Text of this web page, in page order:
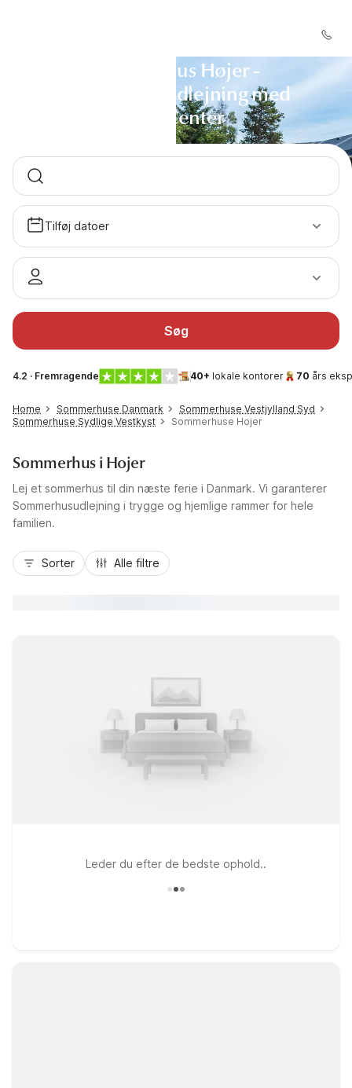
Sommerhus Højer -
Sommerhusudlejning med
DanCenter
Tilføj datoer
Søg
4.2 · Fremragende 40+ lokale kontorer 70 års
Home Sommerhuse Danmark
Sommerhuse Vestjylland Syd
Sommerhuse Sydlige Vestkyst
Sommerhuse Hojer
Sommerhus i Hojer
Lej et sommerhus til din næste ferie i Danmark. Vi garanterer
Sommerhusudlejning i trygge og hjemlige rammer for hele
familien.
Sorter Alle filtre
Leder du efter de bedste ophold..